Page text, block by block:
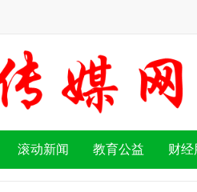
滚动新闻 教育公益 财经